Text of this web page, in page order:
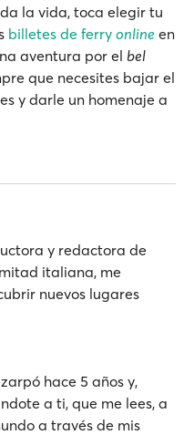
la vida, toca elegir tu
billetes de ferry online en
aventura por el bel
que necesites bajar el
y darle un homenaje a
y redactora de
italiana, me
nuevos lugares
hace 5 años y,
a ti, que me lees, a
a través de mis